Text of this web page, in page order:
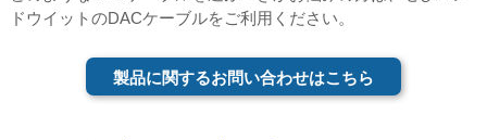
ドウイットのDACケーブルをご利用ください。
製品に関するお問い合わせはこちら